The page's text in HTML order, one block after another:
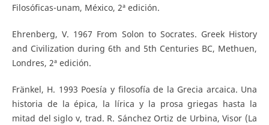
Filosóficas-unam, México, 2ª edición.
Ehrenberg, V. 1967 From Solon to Socrates. Greek History
and Civilization during 6th and 5th Centuries BC, Methuen,
Londres, 2ª edición.
Fränkel, H. 1993 Poesía y filosofía de la Grecia arcaica. Una
historia de la épica, la lírica y la prosa griegas hasta la
mitad del siglo v, trad. R. Sánchez Ortiz de Urbina, Visor (La